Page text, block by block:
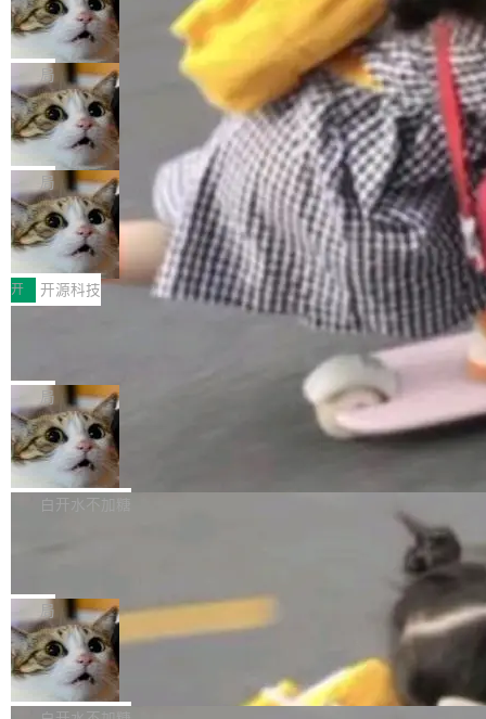
nt智能测试系统入选AI测试领域代表产品。对CI
O而言，这提示了一个转变：AI测试正在从效率
工具升级为企业的质量基础设施。 CIO面对的新
现实 过去两年，CIO们的焦虑清单上多了两项：
一是如何让大模型和智能体应用安全地从PoC走
向生产，二是如何让测试团队跟得上AI应用...
（sum type）。但他说清楚了一件事：这不是类
型系统的学术体操，是日常编码的思维方式。 文
章从一个简单的例子切入。一个网站的深色主题
设置，如果用布尔值 + 可空字段来表示——bool
ean 表示是否可切换，nullable 的默认模式、浅
色方案、深色方案——会产生大量无意义的组
合。方案缺了、配置冲突了、全 null 了。要知道
哪些组合有效，作者说，你得靠"文档、校验、或
者部落知识"。 换个写法。Rust 的 enum，两个
变体：Switchable...
Cloudflare 开源内部企业 AI 平台 Clou
dflare OS
Cloudflare 发布了一个开源项目 Cloudflare O
S。如果你只看官方博客，你会觉得这是又一
个"AI 知识库 + 聊天机器人"——每个大厂都在
做，没什么新鲜的。 但 Kenton Varda 在 Twitte
r 上把事情说清楚了： 今天我们发布了 Cloudfla
re OS，一个带连接器的聊天机器人，跟其他所
有科技公司做的一样。只不过，实际上它不一
样。这是 Sandstorm.io 的重制版，我十年前的
那个创业公司。不同的是，这次它构建在 Cloudf
lare Workers 上——我花了九年时间搭建的平台
——并且深度集成了 AI。这基本上是我十年秘密
局
Deno 团队开源 Celld，可自托管的分
布式 Durable Objects
Ryan Dahl 领导的 Deno 团队推出了最新开源项
目 Celld，一个能在自己机器上运行 Cloudflare
Workers 和 Durable Objects 的守护进程。 设
计思路很直接：每个对象是一个独立的 SQLite
数据库，按名称寻址，复制到你自己的 S3 兼容
存储库里。节点之间只通过这个存储库协调——
没有控制平面，没有共识协议。每个对象自带一
个小型数据库，应用天然按分片构建，单个数据
库的竞争和爆炸半径问题在设计层面就被消除
了。 闲置的 cell 会休眠到几乎不占资源。当 cel
l 迁移或唤醒时，新宿主从 S3 恢复 SQLite 数据
库继续执行。存储库是持久化的唯一真相...
局
鲁大师7月新机性能/流畅/AI榜：vivo夺
性能、流畅双第一，三星Galaxy Z系列
新折叠缺席
2026年7月的手机市场，由于存储等硬件成本暴
增，手机厂商的日子也不好过啊，新机速度明显
放缓，因此硝烟味淡了许多。新机参数规格除开
高价的三星折叠（三星Galaxy Z Fold8 Ultra / Z
Fold8 / Z Flip8）外，其余要么是中低端机器，
例如iQOO Z11i、REDMI Note 17、REDMI No
te 17 Pro、OPPO K15，要么是vivo X300 E这
样的次旗舰。 Galaxy Z Fold8 Ultra / Z Fold8 /
Z Flip8三款折叠屏新机均在7月22日发布，且全
部搭载骁龙8 Elite Gen5 for Galaxy，它们本该
开 开源科技
Zed 编辑器团队发布了新项目——DeltaDB，一
个在 git commit 之间记录每一次编辑操作的版
本控制系统。目前处于 Early Access 阶段。 De
ltaDB 的核心思路直接写在 landing page 最显
眼的位置：「Software is made between com
mits」——软件是在 commit 之间写出来的。git
是把这段空隙补上。 回退到任何一次编辑：Delt
aDB 捕获 commit 之间的每一次操作，...
局
SpaceXAI 单季资本开支达 183 亿美元
根据风险投资人Tomer Tunguz 博客（VC 分
析）披露的最新分析与第二季度业绩报告，Spac
微软同期总资本开支的四成。 与亚马逊、Alpha
bet、微软以及 Meta 等传统科技巨头相比，Spa
ceXAI的资金消耗速度尤为引人瞩目。然而，支
撑庞大支出的资金来源却呈现出截然不同的面
貌。数据显示，微软和 Meta 主要依托充沛的经
白开水不加糖
一个在终端里运行的编程 agent；Muse Spark
1.2，驱动这个 agent 的新模型。一句话概括：
你可以用 curl -fsSL https://dev.meta.ai/install.
sh | bash 安装一个能在大项目里自动规划、写
代码、验证结果的 AI 终端工具。 据介绍，Muse
局
美团开源 LoHoSearch，用知识图谱校
准 AI 能力认知
机器出题的前提，是让机器拥有全局视野。整个
构建流程可以分为四个环节：建图 → 控制难度